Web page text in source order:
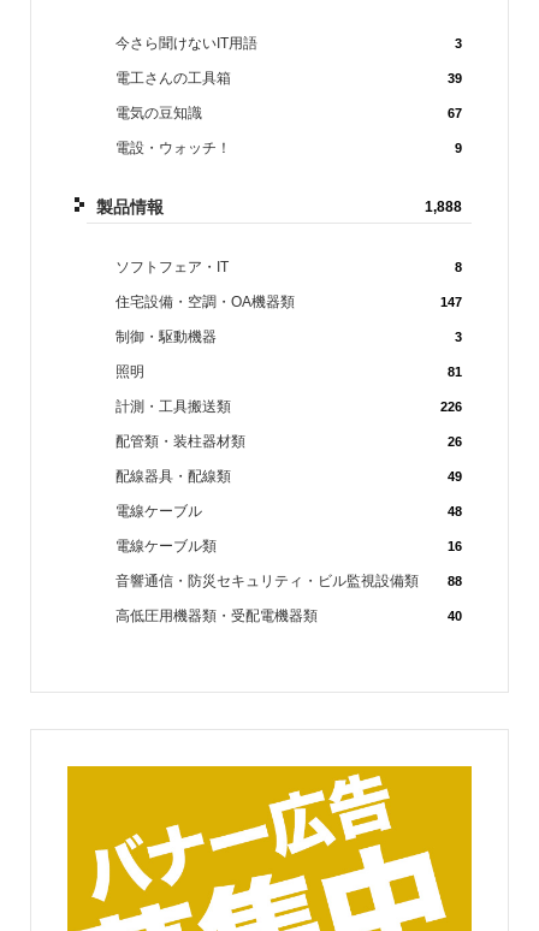
今さら聞けないIT用語 3
電工さんの工具箱 39
電気の豆知識 67
電設・ウォッチ！ 9
製品情報 1,888
ソフトフェア・IT 8
住宅設備・空調・OA機器類 147
制御・駆動機器 3
照明 81
計測・工具搬送類 226
配管類・装柱器材類 26
配線器具・配線類 49
電線ケーブル 48
電線ケーブル類 16
音響通信・防災セキュリティ・ビル監視設備類 88
高低圧用機器類・受配電機器類 40